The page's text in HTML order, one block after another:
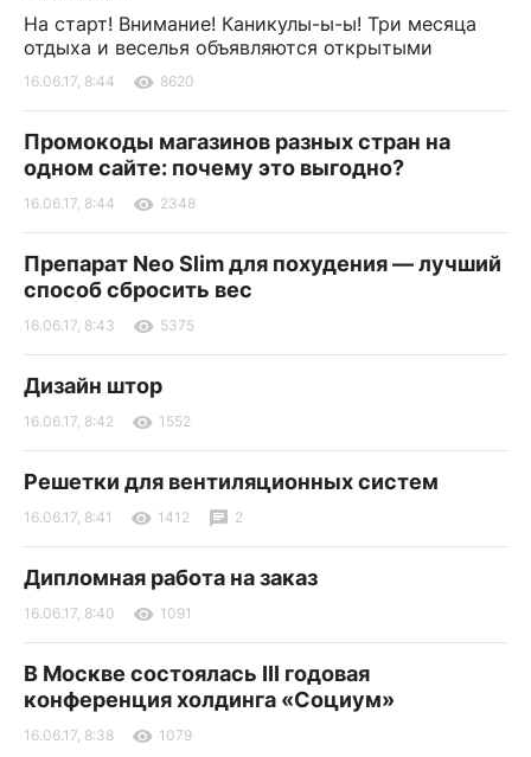
На старт! Внимание! Каникулы-ы-ы! Три месяца
отдыха и веселья объявляются открытыми
16.06.17, 8:44 8620
Промокоды магазинов разных стран на
одном сайте: почему это выгодно?
16.06.17, 8:44 2348
Препарат Neo Slim для похудения — лучший
способ сбросить вес
16.06.17, 8:43 5375
Дизайн штор
16.06.17, 8:42 1552
Решетки для вентиляционных систем
16.06.17, 8:41 1412 2
Дипломная работа на заказ
16.06.17, 8:40 1091
В Москве состоялась III годовая
конференция холдинга «Социум»
16.06.17, 8:38 1079